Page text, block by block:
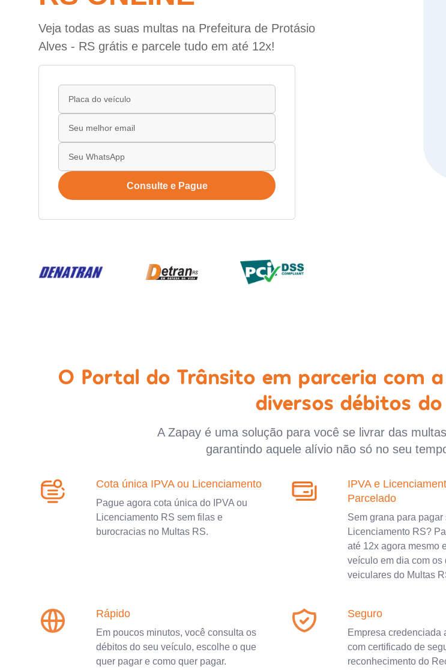
Veja todas as suas multas na Prefeitura de Protásio
Alves - RS grátis e parcele tudo em até 12x!
Consulte e Pague
O Portal do Trânsito em parceria com
diversos débitos
A Zapay é uma solução para você se livrar das
garantindo aquele alívio não só no seu
Cota única IPVA ou Licenciamento
Pague agora cota única do IPVA ou
Licenciamento RS sem filas e
burocracias no Multas RS.
IPVA e
Parcelado
Sem grana para pagar
Licenciamento RS?
até 12x agora mesmo
veículo em dia com os
veiculares do Multas
Rápido
Em poucos minutos, você consulta os
débitos do seu veículo, escolhe o que
quer pagar e como quer pagar.
Seguro
Empresa credenciada
com certificado de
reconhecimento do